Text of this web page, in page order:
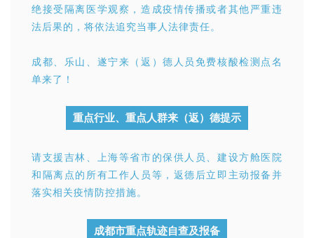
绝接受隔离医学观察，造成疫情传播或者其他严重违
法后果的，将依法追究当事人法律责任。
成都、乐山、遂宁来（返）德人员免费核酸检测点名
单来了！
重点行业、重点人群来（返）德提示
请支援吉林、上海等省市的保供人员、建设方舱医院
和隔离点的所有工作人员等，返德后立即主动报备并
落实相关疫情防控措施。
成都市重点轨迹自查及报备